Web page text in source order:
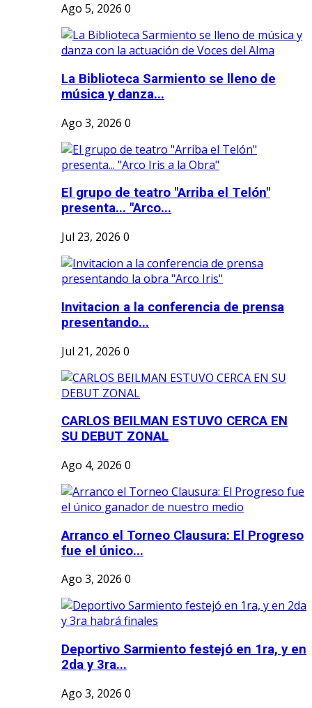
Ago 5, 2026 0
La Biblioteca Sarmiento se lleno de
música y danza...
Ago 3, 2026 0
El grupo de teatro "Arriba el Telón"
presenta... "Arco...
Jul 23, 2026 0
Invitacion a la conferencia de prensa
presentando...
Jul 21, 2026 0
CARLOS BEILMAN ESTUVO CERCA EN
SU DEBUT ZONAL
Ago 4, 2026 0
Arranco el Torneo Clausura: El Progreso
fue el único...
Ago 3, 2026 0
Deportivo Sarmiento festejó en 1ra, y en
2da y 3ra...
Ago 3, 2026 0